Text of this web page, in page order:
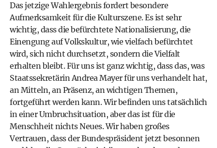
Das jetzige Wahlergebnis fordert besondere
Aufmerksamkeit für die Kulturszene. Es ist sehr
wichtig, dass die befürchtete Nationalisierung, die
Einengung auf Volkskultur, wie vielfach befürchtet
wird, sich nicht durchsetzt, sondern die Vielfalt
erhalten bleibt. Für uns ist ganz wichtig, dass das, was
Staatssekretärin Andrea Mayer für uns verhandelt hat,
an Mitteln, an Präsenz, an wichtigen Themen,
fortgeführt werden kann. Wir befinden uns tatsächlich
in einer Umbruchsituation, aber das ist für die
Menschheit nichts Neues. Wir haben großes
Vertrauen, dass der Bundespräsident jetzt besonnen